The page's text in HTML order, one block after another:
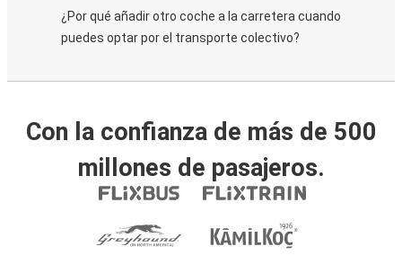
¿Por qué añadir otro coche a la carretera cuando
puedes optar por el transporte colectivo?
Con la confianza de más de 500
millones de pasajeros.